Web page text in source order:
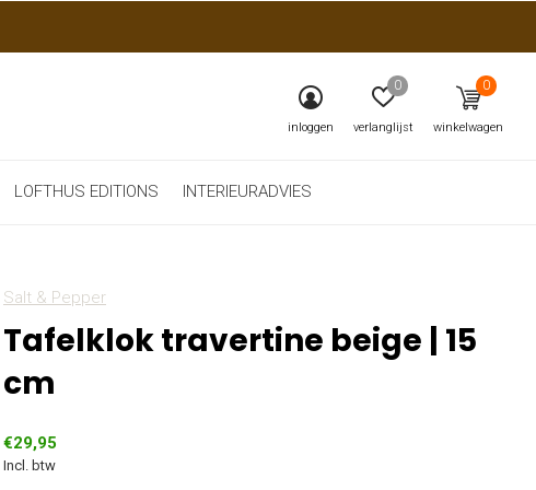
LOFTHUS EDITIONS INTERIEURADVIES
inloggen verlanglijst
0
winkelwagen
0
Salt & Pepper
Tafelklok travertine beige | 15
cm
€29,95
Incl. btw